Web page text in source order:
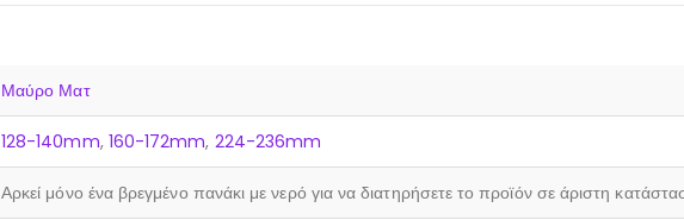
Μαύρο Ματ
128-140mm, 160-172mm, 224-236mm
Αρκεί μόνο ένα βρεγμένο πανάκι με νερό για να διατηρήσετε το προϊόν σε άριστη